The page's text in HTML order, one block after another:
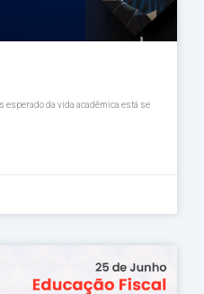
esperado da vida acadêmica está se